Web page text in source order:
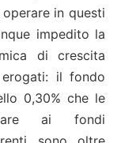
in questi
impedito la
di crescita
il fondo
0,30% che le
ai fondi